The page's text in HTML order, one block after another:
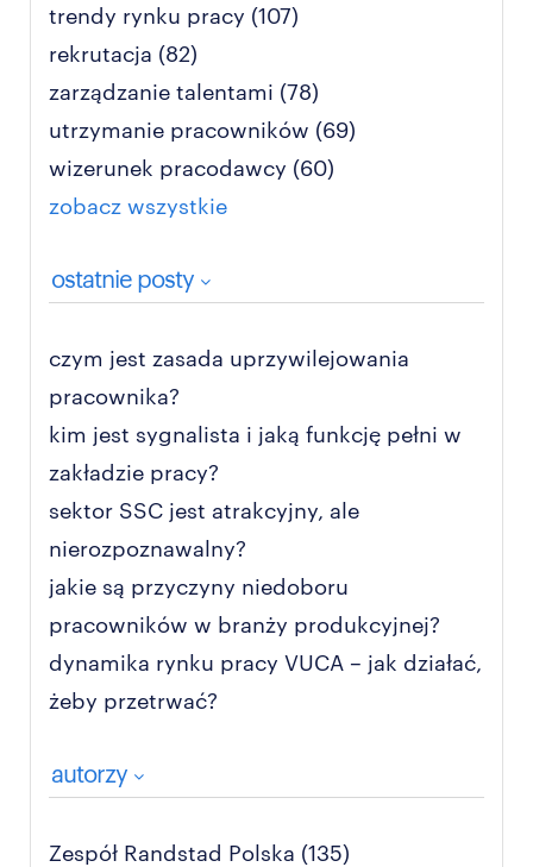
trendy rynku pracy (107)
rekrutacja (82)
zarządzanie talentami (78)
utrzymanie pracowników (69)
wizerunek pracodawcy (60)
zobacz wszystkie
ostatnie posty
czym jest zasada uprzywilejowania
pracownika?
kim jest sygnalista i jaką funkcję pełni w
zakładzie pracy?
sektor SSC jest atrakcyjny, ale
nierozpoznawalny?
jakie są przyczyny niedoboru
pracowników w branży produkcyjnej?
dynamika rynku pracy VUCA – jak działać,
żeby przetrwać?
autorzy
Zespół Randstad Polska (135)